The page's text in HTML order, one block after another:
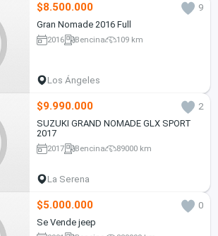
$8.500.000
9
Gran Nomade 2016 Full
2016 Bencina 109 km
Los Ángeles
$9.990.000
2
SUZUKI GRAND NOMADE GLX SPORT
2017
2017 Bencina 89000 km
La Serena
$5.000.000
0
Se Vende jeep